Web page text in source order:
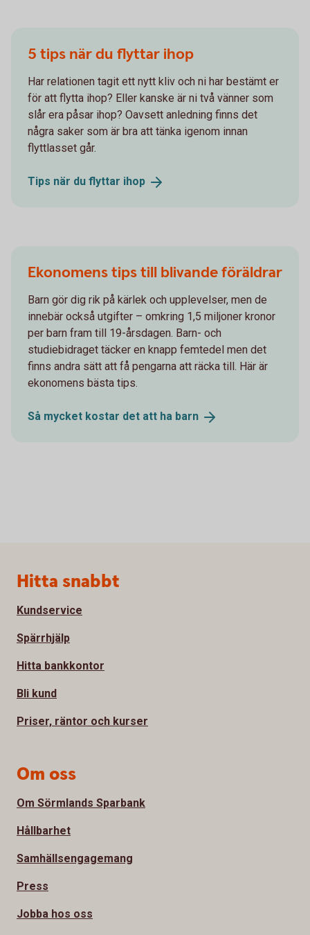
5 tips när du flyttar ihop
Har relationen tagit ett nytt kliv och ni har bestämt er
för att flytta ihop? Eller kanske är ni två vänner som
slår era påsar ihop? Oavsett anledning finns det
några saker som är bra att tänka igenom innan
flyttlasset går.
Tips när du flyttar ihop
Ekonomens tips till blivande föräldrar
Barn gör dig rik på kärlek och upplevelser, men de
innebär också utgifter – omkring 1,5 miljoner kronor
per barn fram till 19-årsdagen. Barn- och
studiebidraget täcker en knapp femtedel men det
finns andra sätt att få pengarna att räcka till. Här är
ekonomens bästa tips.
Så mycket kostar det att ha barn
Sidfot
Hitta snabbt
Kundservice
Spärrhjälp
Hitta bankkontor
Bli kund
Priser, räntor och kurser
Om oss
Om Sörmlands Sparbank
Hållbarhet
Samhällsengagemang
Press
Jobba hos oss